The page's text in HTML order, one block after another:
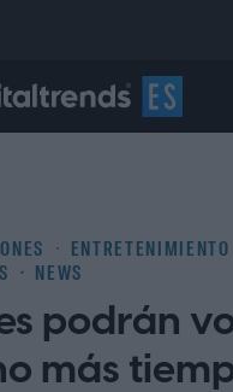
Trends Español
ENTRETENIMIENTO
NEWS
podrán
más